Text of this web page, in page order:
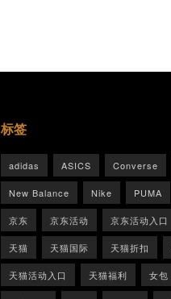
标签
adidas ASICS Converse
New Balance Nike PUMA
京东 京东活动 京东活动入口
天猫 天猫国际 天猫折扣
天猫活动入口 天猫福利 女包